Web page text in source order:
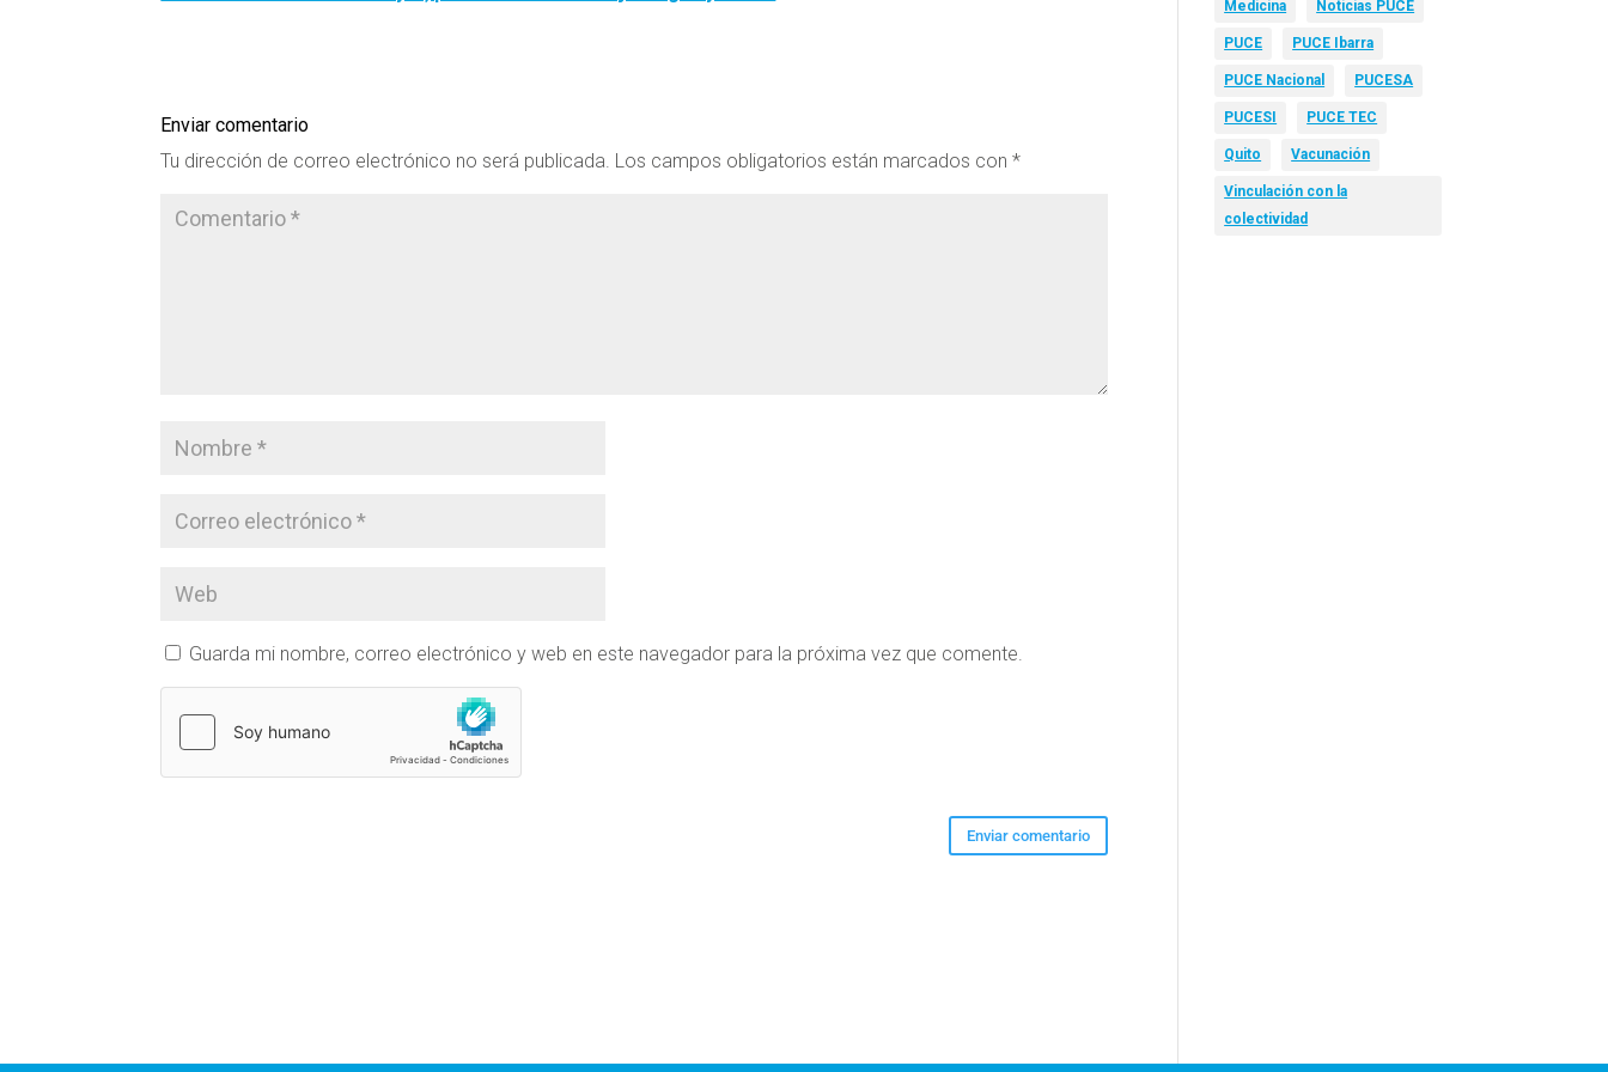
Enviar comentario
Tu dirección de correo electrónico no será publicada. Los campos obligatorios están marcados con*
Guarda mi nombre, correo electrónico y web en este navegador para la próxima vez que comente.
Medicina Noticias PUCE
PUCE PUCE Ibarra
PUCE Nacional PUCESA
PUCESI PUCE TEC
Quito Vacunación
Vinculación con la
colectividad